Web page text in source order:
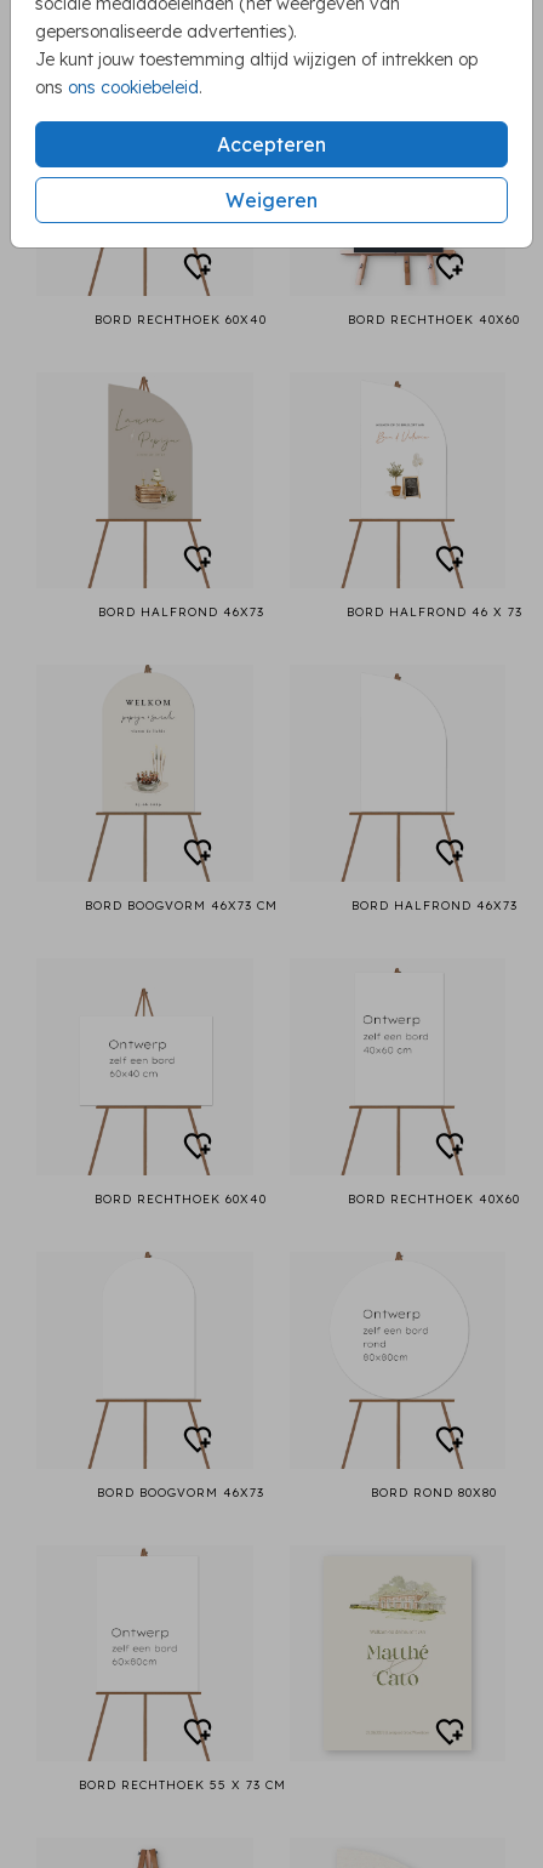
gepersonaliseerde advertenties).
Je kunt jouw toestemming altijd wijzigen of intrekken op
ons ons cookiebeleid.
Accepteren
Weigeren
BORD RECHTHOEK 60X40
BORD RECHTHOEK 60X40 BORD RECHTHOEK 40X60
BORD HALFROND 46X73 BORD HALFROND 46 X 73
BORD BOOGVORM 46X73 CM BORD HALFROND 46X73
BORD RECHTHOEK 60X40 BORD RECHTHOEK 40X60
BORD BOOGVORM 46X73 BORD ROND 80X80
BORD RECHTHOEK 55 X 73 CM